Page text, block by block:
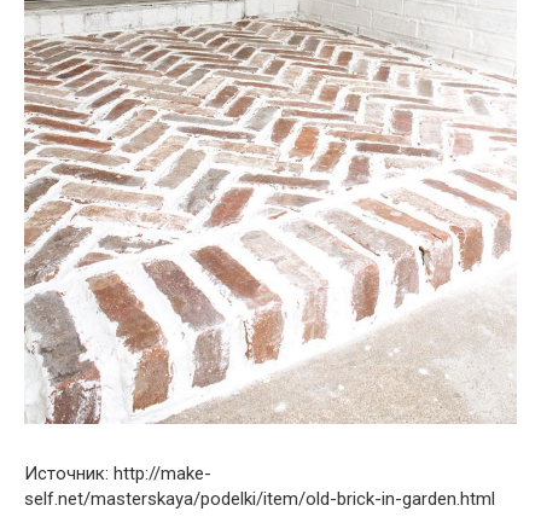
Источник: http://make-
self.net/masterskaya/podelki/item/old-brick-in-garden.html